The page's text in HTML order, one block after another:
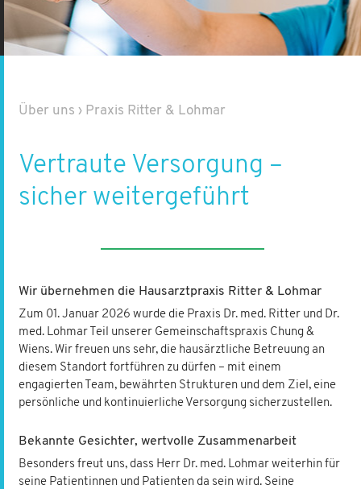
Über uns › Praxis Ritter & Lohmar
Vertraute Versorgung –
sicher weitergeführt
Wir übernehmen die Hausarztpraxis Ritter & Lohmar
Zum 01. Januar 2026 wurde die Praxis Dr. med. Ritter und Dr.
med. Lohmar Teil unserer Gemeinschaftspraxis Chung &
Wiens. Wir freuen uns sehr, die hausärztliche Betreuung an
diesem Standort fortführen zu dürfen – mit einem
engagierten Team, bewährten Strukturen und dem Ziel, eine
persönliche und kontinuierliche Versorgung sicherzustellen.
Bekannte Gesichter, wertvolle Zusammenarbeit
Besonders freut uns, dass Herr Dr. med. Lohmar weiterhin für
seine Patientinnen und Patienten da sein wird. Seine